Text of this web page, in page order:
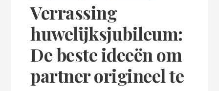
Verrassing
huwelijksjubileum:
De beste ideeën om
partner origineel te